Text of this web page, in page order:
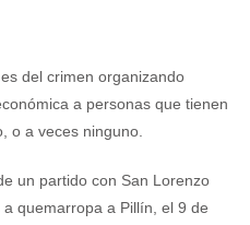
del crimen organizando
a personas que tienen
o a veces ninguno.
un partido con San Lorenzo
quemarropa a Pillín, el 9 de